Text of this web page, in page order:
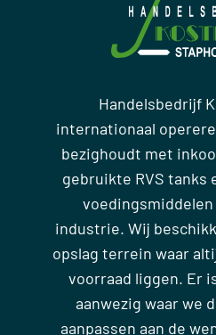
Handelsbedrijf
internationaal
bezighoudt met
gebruikte RVS tanks
industrie. Wij
opslag terrein waar
voorraad liggen. Er
aanwezig waar we
aanpassen aan de